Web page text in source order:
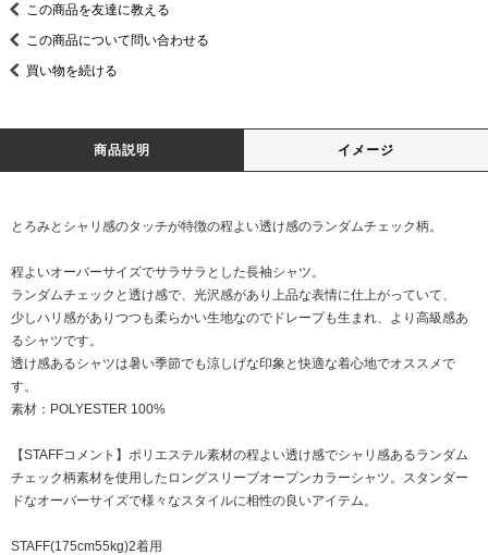
この商品を友達に教える
この商品について問い合わせる
買い物を続ける
商品説明 イメージ
とろみとシャリ感のタッチが特徴の程よい透け感のランダムチェック柄。
程よいオーバーサイズでサラサラとした長袖シャツ。
ランダムチェックと透け感で、光沢感があり上品な表情に仕上がっていて、
少しハリ感がありつつも柔らかい生地なのでドレープも生まれ、より高級感あ
るシャツです。
透け感あるシャツは暑い季節でも涼しげな印象と快適な着心地でオススメで
す。
素材：POLYESTER 100%
【STAFFコメント】ポリエステル素材の程よい透け感でシャリ感あるランダム
チェック柄素材を使用したロングスリーブオープンカラーシャツ。スタンダー
ドなオーバーサイズで様々なスタイルに相性の良いアイテム。
STAFF(175cm55kg)2着用